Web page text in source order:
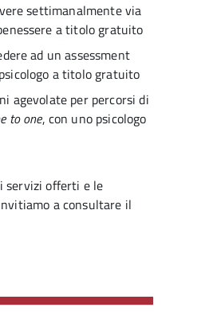
settimanalmente via
a titolo gratuito
ad un assessment
a titolo gratuito
agevolate per percorsi di
to one, con uno psicologo
servizi offerti e le
a consultare il